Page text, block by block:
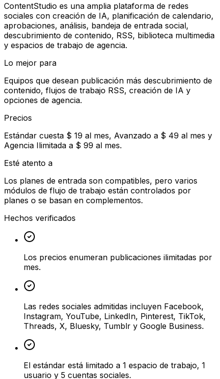
ContentStudio es una amplia plataforma de redes
sociales con creación de IA, planificación de calendario,
aprobaciones, análisis, bandeja de entrada social,
descubrimiento de contenido, RSS, biblioteca multimedia
y espacios de trabajo de agencia.
Lo mejor para
Equipos que desean publicación más descubrimiento de
contenido, flujos de trabajo RSS, creación de IA y
opciones de agencia.
Precios
Estándar cuesta $ 19 al mes, Avanzado a $ 49 al mes y
Agencia Ilimitada a $ 99 al mes.
Esté atento a
Los planes de entrada son compatibles, pero varios
módulos de flujo de trabajo están controlados por
planes o se basan en complementos.
Hechos verificados
Los precios enumeran publicaciones ilimitadas por
mes.
Las redes sociales admitidas incluyen Facebook,
Instagram, YouTube, LinkedIn, Pinterest, TikTok,
Threads, X, Bluesky, Tumblr y Google Business.
El estándar está limitado a 1 espacio de trabajo, 1
usuario y 5 cuentas sociales.